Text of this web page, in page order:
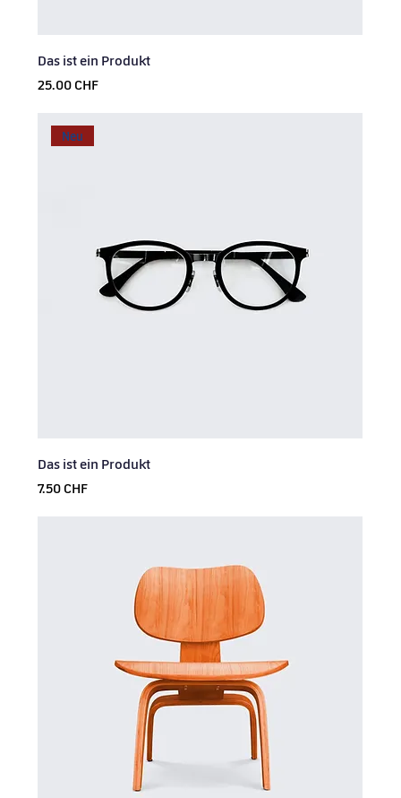
Das ist ein Produkt
Prix
25.00 CHF
Neu
Das ist ein Produkt
Prix
7.50 CHF